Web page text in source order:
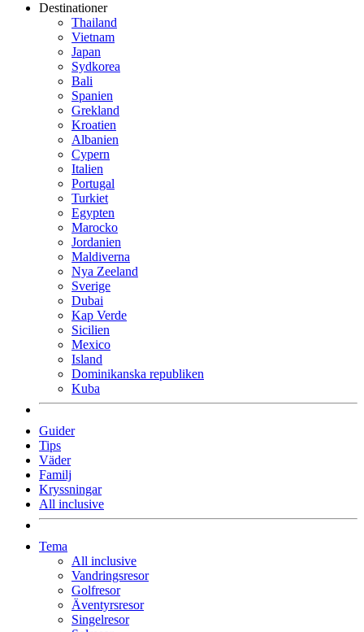
Destinationer
Thailand
Vietnam
Japan
Sydkorea
Bali
Spanien
Grekland
Kroatien
Albanien
Cypern
Italien
Portugal
Turkiet
Egypten
Marocko
Jordanien
Maldiverna
Nya Zeeland
Sverige
Dubai
Kap Verde
Sicilien
Mexico
Island
Dominikanska republiken
Kuba
Guider
Tips
Väder
Familj
Kryssningar
All inclusive
Tema
All inclusive
Vandringsresor
Golfresor
Äventyrsresor
Singelresor